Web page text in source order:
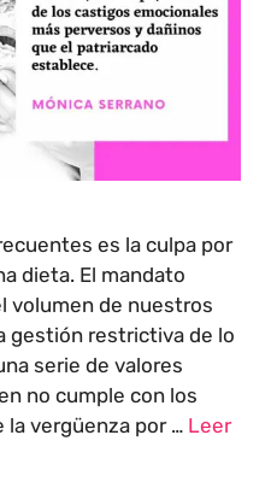
es la culpa por
dieta. El mandato
volumen de nuestros
gestión restrictiva de lo
serie de valores
no cumple con los
la vergüenza por … Leer